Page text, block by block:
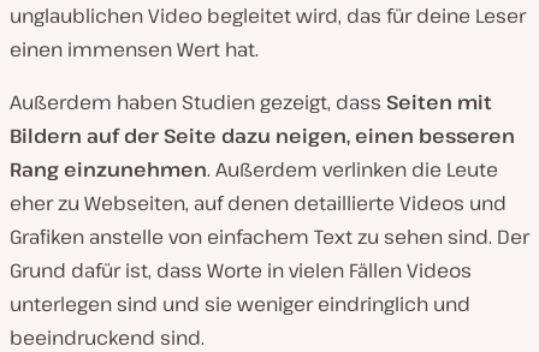
unglaublichen Video begleitet wird, das für deine Leser
einen immensen Wert hat.
Außerdem haben Studien gezeigt, dass Seiten mit
Bildern auf der Seite dazu neigen, einen besseren
Rang einzunehmen. Außerdem verlinken die Leute
eher zu Webseiten, auf denen detaillierte Videos und
Grafiken anstelle von einfachem Text zu sehen sind. Der
Grund dafür ist, dass Worte in vielen Fällen Videos
unterlegen sind und sie weniger eindringlich und
beeindruckend sind.